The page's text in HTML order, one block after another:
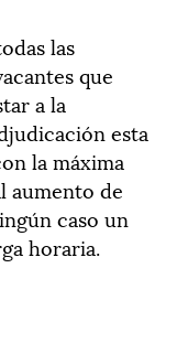
las
que
a la
esta
la máxima
aumento de
caso un
horaria.